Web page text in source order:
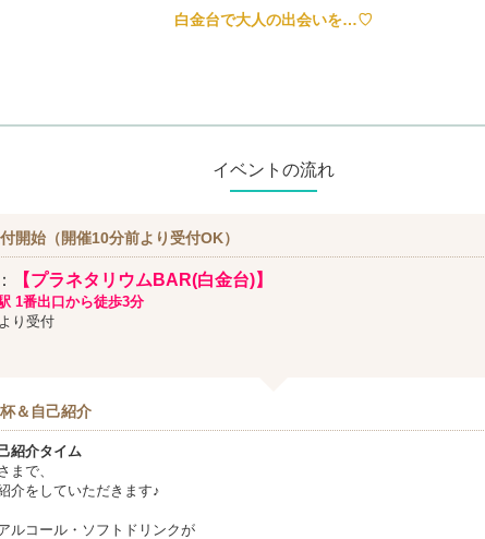
白金台で大人の出会いを…♡
イベントの流れ
開始（開催10分前より受付OK）
【プラネタリウムBAR(白金台)】
1番出口から徒歩3分
り受付
＆自己紹介
紹介タイム
まで、
介をしていただきます♪
ルコール・ソフトドリンクが